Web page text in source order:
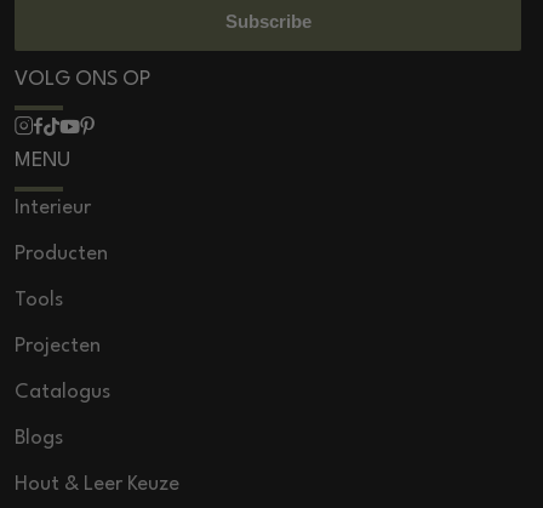
Subscribe
VOLG ONS OP
MENU
Interieur
Producten
Tools
Projecten
Catalogus
Blogs
Hout & Leer Keuze